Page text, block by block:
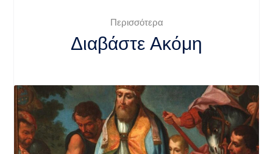
Περισσότερα
Διαβάστε Ακόμη